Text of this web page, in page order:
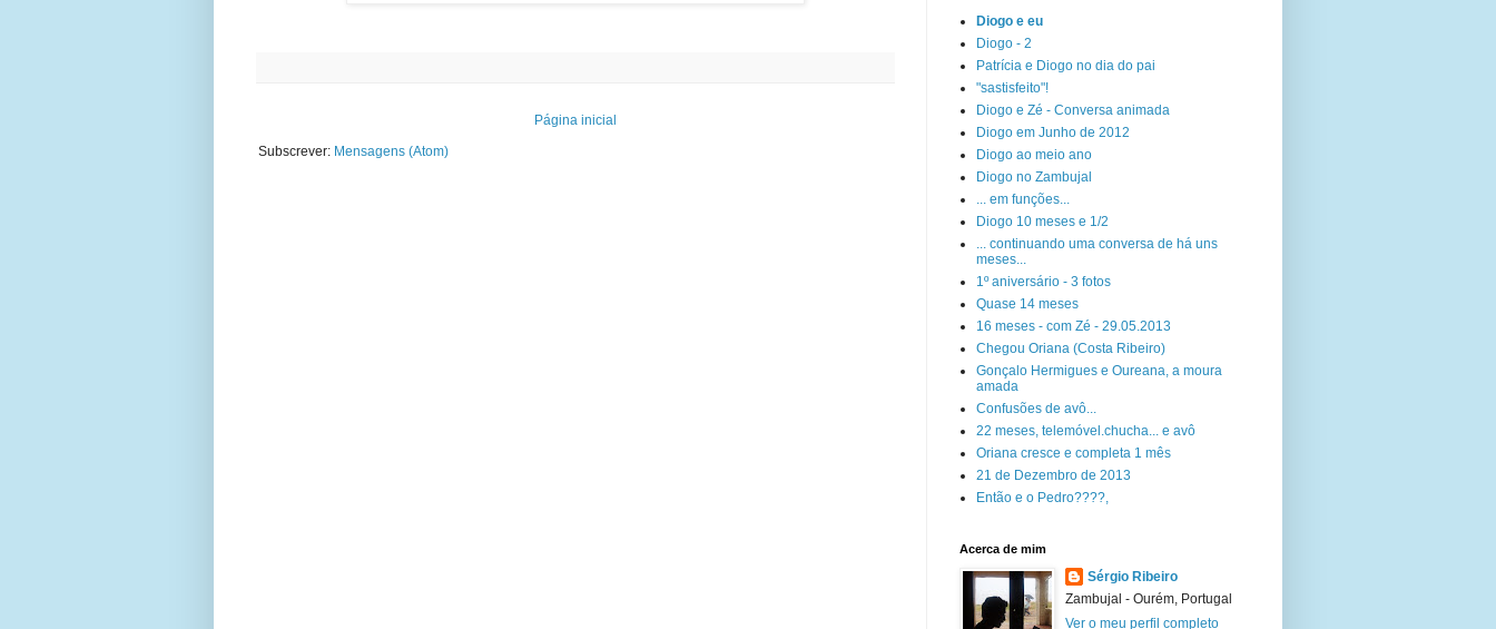
Página inicial
Subscrever: Mensagens (Atom)
Diogo e eu
Diogo - 2
Patrícia e Diogo no dia do pai
"sastisfeito"!
Diogo e Zé - Conversa animada
Diogo em Junho de 2012
Diogo ao meio ano
Diogo no Zambujal
... em funções...
Diogo 10 meses e 1/2
... continuando uma conversa de há uns
meses...
1º aniversário - 3 fotos
Quase 14 meses
16 meses - com Zé - 29.05.2013
Chegou Oriana (Costa Ribeiro)
Gonçalo Hermigues e Oureana, a moura
amada
Confusões de avô...
22 meses, telemóvel.chucha... e avô
Oriana cresce e completa 1 mês
21 de Dezembro de 2013
Então e o Pedro????,
Acerca de mim
Sérgio Ribeiro
Zambujal - Ourém, Portugal
Ver o meu perfil completo